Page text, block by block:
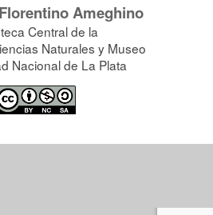
Ameghino
Central de la
Naturales y Museo
Nacional de La Plata